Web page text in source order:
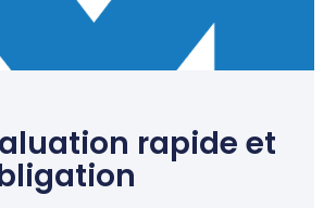
rapide et